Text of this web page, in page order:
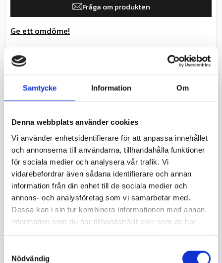
Samtycke Information Om
Denna webbplats använder cookies
Vi använder enhetsidentifierare för att anpassa innehållet
och annonserna till användarna, tillhandahålla funktioner
för sociala medier och analysera vår trafik. Vi
vidarebefordrar även sådana identifierare och annan
information från din enhet till de sociala medier och
annons- och analysföretag som vi samarbetar med.
Dessa kan i sin tur kombinera informationen med annan
information som du har tillhandahållit eller som de har
Nödvändig
Fråga om produkten
Ge ett omdöme!
Komplett vinterhjulspaket med fälg + däck till släpvagn.
Plåtfälg med bultcirkel 4/100 (4/60/100/ET0)
Däck Wanda WR068 Dubbat 145 R10C (5.00-10) 84/82N TL M+S.
Denna kompletta sats är avsedd för släpvagnar och dess krav
OBS! Däcket har ingen rotationsriktning och kan därför placeras
på vilken sida om släpet som man vill.
Däcket levereras med standard plåtfälg.
Slanglöst.
Specifikationer
Nästa inkommande
leveransdatum
-
Miljöavgift 25 kr inkl
Fabrikat